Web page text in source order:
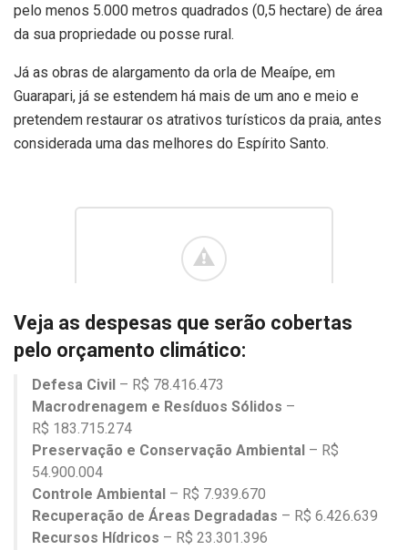
pelo menos 5.000 metros quadrados (0,5 hectare) de área
da sua propriedade ou posse rural.
Já as obras de alargamento da orla de Meaípe, em
Guarapari, já se estendem há mais de um ano e meio e
pretendem restaurar os atrativos turísticos da praia, antes
considerada uma das melhores do Espírito Santo.
Veja as despesas que serão cobertas
pelo orçamento climático:
Defesa Civil – R$ 78.416.473
Macrodrenagem e Resíduos Sólidos –
R$ 183.715.274
Preservação e Conservação Ambiental – R$
54.900.004
Controle Ambiental – R$ 7.939.670
Recuperação de Áreas Degradadas – R$ 6.426.639
Recursos Hídricos – R$ 23.301.396